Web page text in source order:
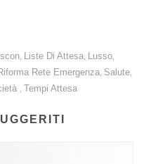
, Liste Di Attesa, Lusso,
Rete Emergenza, Salute,
, Tempi Attesa